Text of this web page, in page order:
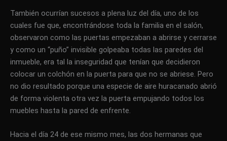
También ocurrían sucesos a plena luz del día, uno de los
cuales fue que, encontrándose toda la familia en el salón,
observaron como las puertas empezaban a abrirse y cerrarse
y como un “puño” invisible golpeaba todas las paredes del
inmueble, era tal la inseguridad que tenían que decidieron
colocar un colchón en la puerta para que no se abriese. Pero
no dio resultado porque una especie de aire huracanado abrió
de forma violenta otra vez la puerta empujando todos los
muebles hasta la pared de enfrente.
Hacia el día 24 de ese mismo mes, las dos hermanas que